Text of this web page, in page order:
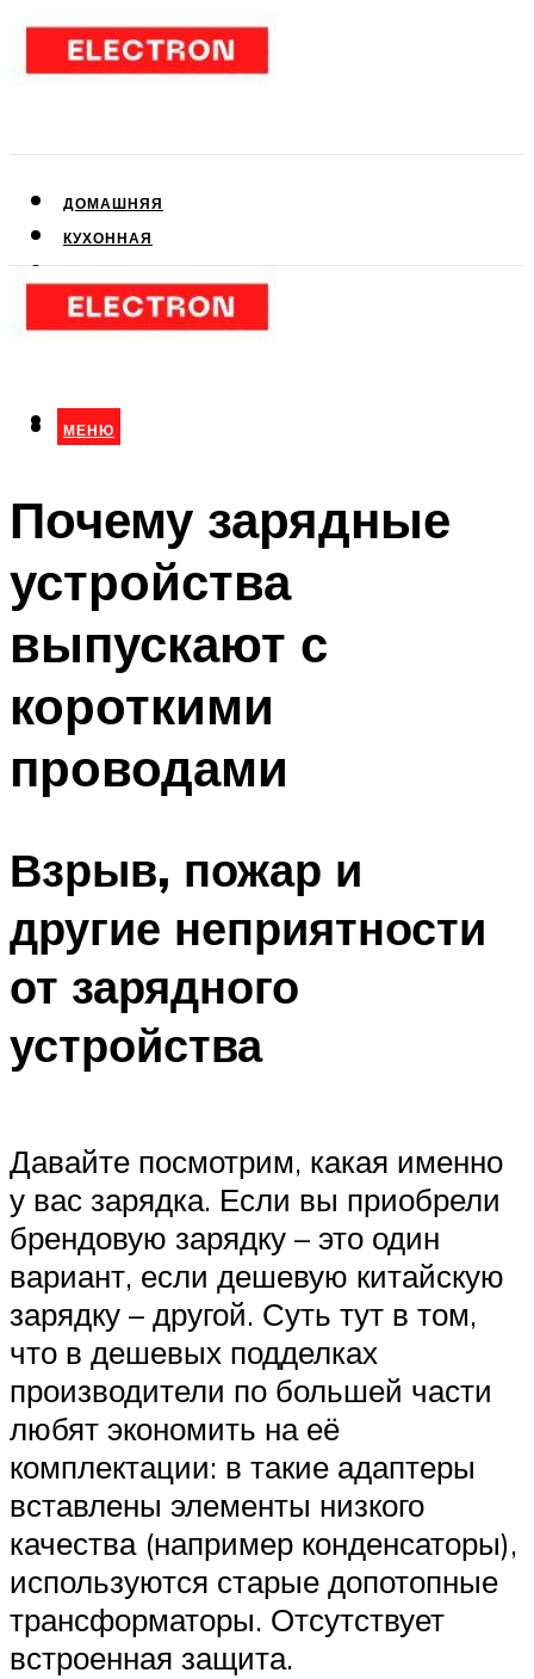
ДОМАШНЯЯ
КУХОННАЯ
КЛИМАТИЧЕСКАЯ
МЕНЮ
МЕНЮ
Почему зарядные
устройства
выпускают с
короткими
проводами
Взрыв, пожар и
другие неприятности
от зарядного
устройства
Давайте посмотрим, какая именно
у вас зарядка. Если вы приобрели
брендовую зарядку – это один
вариант, если дешевую китайскую
зарядку – другой. Суть тут в том,
что в дешевых подделках
производители по большей части
любят экономить на её
комплектации: в такие адаптеры
вставлены элементы низкого
качества (например конденсаторы),
используются старые допотопные
трансформаторы. Отсутствует
встроенная защита.